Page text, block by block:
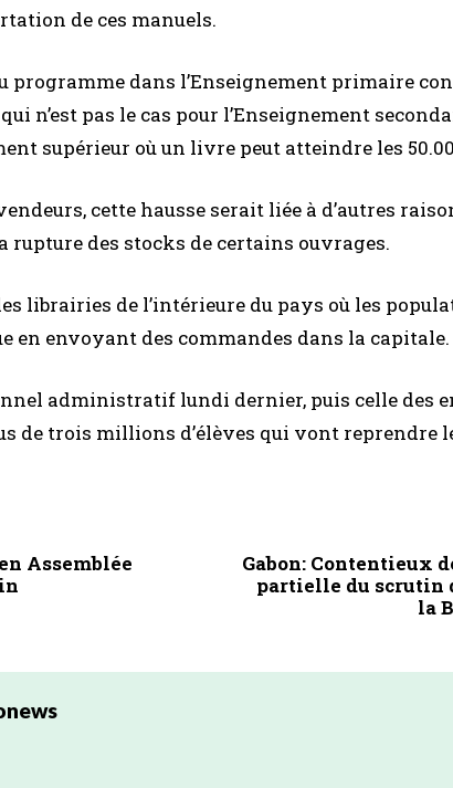
de ces manuels.
programme dans l’Enseignement primaire
n’est pas le cas pour l’Enseignement
supérieur où un livre peut atteindre les
cette hausse serait liée à d’autres
rupture des stocks de certains ouvrages.
librairies de l’intérieure du pays où les
en envoyant des commandes dans la capitale.
administratif lundi dernier, puis celle des
de trois millions d’élèves qui vont reprendre
Assemblée
Gabon: Contentieux
partielle du scrutin
la